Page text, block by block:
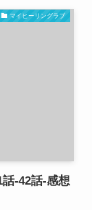
マイヒーリングラブ
-42話-感想